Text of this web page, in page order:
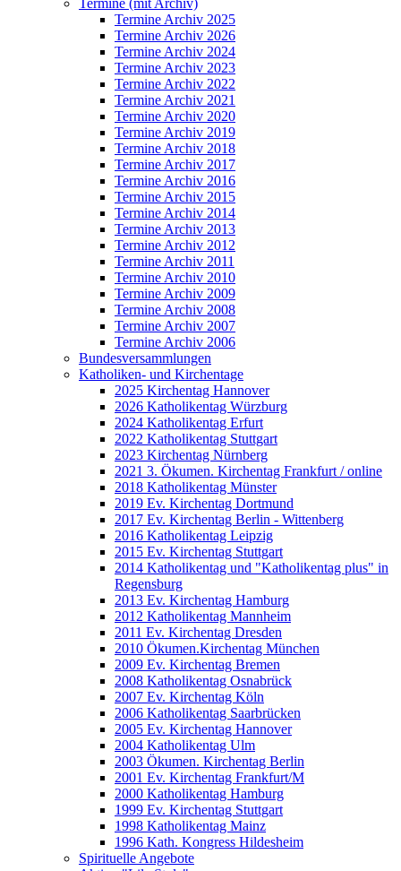
Termine (mit Archiv)
Termine Archiv 2025
Termine Archiv 2026
Termine Archiv 2024
Termine Archiv 2023
Termine Archiv 2022
Termine Archiv 2021
Termine Archiv 2020
Termine Archiv 2019
Termine Archiv 2018
Termine Archiv 2017
Termine Archiv 2016
Termine Archiv 2015
Termine Archiv 2014
Termine Archiv 2013
Termine Archiv 2012
Termine Archiv 2011
Termine Archiv 2010
Termine Archiv 2009
Termine Archiv 2008
Termine Archiv 2007
Termine Archiv 2006
Bundesversammlungen
Katholiken- und Kirchentage
2025 Kirchentag Hannover
2026 Katholikentag Würzburg
2024 Katholikentag Erfurt
2022 Katholikentag Stuttgart
2023 Kirchentag Nürnberg
2021 3. Ökumen. Kirchentag Frankfurt / online
2018 Katholikentag Münster
2019 Ev. Kirchentag Dortmund
2017 Ev. Kirchentag Berlin - Wittenberg
2016 Katholikentag Leipzig
2015 Ev. Kirchentag Stuttgart
2014 Katholikentag und "Katholikentag plus" in
Regensburg
2013 Ev. Kirchentag Hamburg
2012 Katholikentag Mannheim
2011 Ev. Kirchentag Dresden
2010 Ökumen.Kirchentag München
2009 Ev. Kirchentag Bremen
2008 Katholikentag Osnabrück
2007 Ev. Kirchentag Köln
2006 Katholikentag Saarbrücken
2005 Ev. Kirchentag Hannover
2004 Katholikentag Ulm
2003 Ökumen. Kirchentag Berlin
2001 Ev. Kirchentag Frankfurt/M
2000 Katholikentag Hamburg
1999 Ev. Kirchentag Stuttgart
1998 Katholikentag Mainz
1996 Kath. Kongress Hildesheim
Spirituelle Angebote